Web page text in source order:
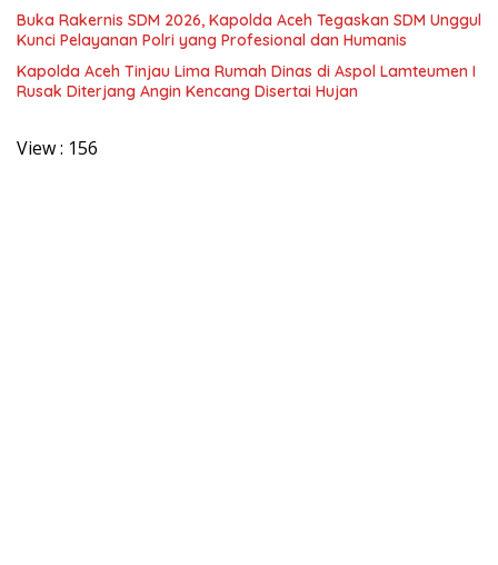
Buka Rakernis SDM 2026, Kapolda Aceh Tegaskan SDM Unggul
Kunci Pelayanan Polri yang Profesional dan Humanis
Kapolda Aceh Tinjau Lima Rumah Dinas di Aspol Lamteumen I
Rusak Diterjang Angin Kencang Disertai Hujan
View : 156